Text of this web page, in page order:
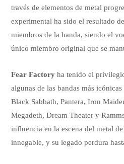
través de elementos de metal
experimental ha sido el resultado
miembros de la banda, siendo el
único miembro original que se
Fear Factory ha tenido el
algunas de las bandas más
Black Sabbath, Pantera, Iron
Megadeth, Dream Theater y
influencia en la escena del metal
innegable, y su legado perdura